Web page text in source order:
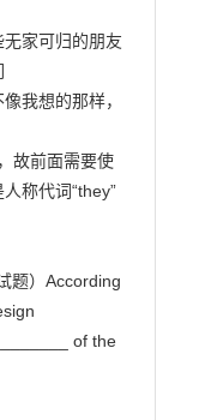
无家可归的朋友
我想的那样，
故前面需要使
称代词“they”
题）According
of the